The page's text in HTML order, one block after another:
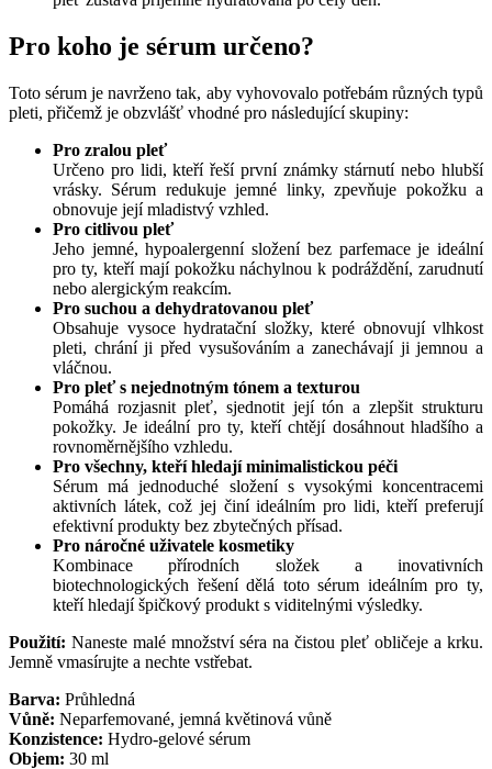
Pro koho je sérum určeno?
Toto sérum je navrženo tak, aby vyhovovalo potřebám různých typů
pleti, přičemž je obzvlášť vhodné pro následující skupiny:
Pro zralou pleť
Určeno pro lidi, kteří řeší první známky stárnutí nebo hlubší
vrásky. Sérum redukuje jemné linky, zpevňuje pokožku a
obnovuje její mladistvý vzhled.
Pro citlivou pleť
Jeho jemné, hypoalergenní složení bez parfemace je ideální
pro ty, kteří mají pokožku náchylnou k podráždění, zarudnutí
nebo alergickým reakcím.
Pro suchou a dehydratovanou pleť
Obsahuje vysoce hydratační složky, které obnovují vlhkost
pleti, chrání ji před vysušováním a zanechávají ji jemnou a
vláčnou.
Pro pleť s nejednotným tónem a texturou
Pomáhá rozjasnit pleť, sjednotit její tón a zlepšit strukturu
pokožky. Je ideální pro ty, kteří chtějí dosáhnout hladšího a
rovnoměrnějšího vzhledu.
Pro všechny, kteří hledají minimalistickou péči
Sérum má jednoduché složení s vysokými koncentracemi
aktivních látek, což jej činí ideálním pro lidi, kteří preferují
efektivní produkty bez zbytečných přísad.
Pro náročné uživatele kosmetiky
Kombinace přírodních složek a inovativních
biotechnologických řešení dělá toto sérum ideálním pro ty,
kteří hledají špičkový produkt s viditelnými výsledky.
Použití: Naneste malé množství séra na čistou pleť obličeje a krku.
Jemně vmasírujte a nechte vstřebat.
Barva: Průhledná
Vůně: Neparfemované, jemná květinová vůně
Konzistence: Hydro-gelové sérum
Objem: 30 ml